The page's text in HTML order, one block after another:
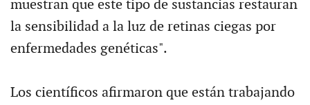
muestran que este tipo de sustancias restauran
la sensibilidad a la luz de retinas ciegas por
enfermedades genéticas".
Los científicos afirmaron que están trabajando